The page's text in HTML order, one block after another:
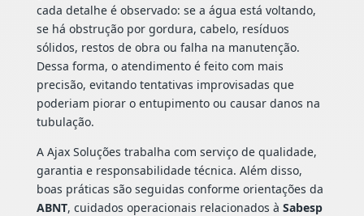
cada detalhe é observado: se a água está voltando,
se há obstrução por gordura, cabelo, resíduos
sólidos, restos de obra ou falha na manutenção.
Dessa forma, o atendimento é feito com mais
precisão, evitando tentativas improvisadas que
poderiam piorar o entupimento ou causar danos na
tubulação.
A Ajax Soluções trabalha com serviço de qualidade,
garantia e responsabilidade técnica. Além disso,
boas práticas são seguidas conforme orientações da
ABNT, cuidados operacionais relacionados à Sabesp